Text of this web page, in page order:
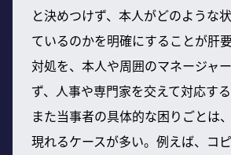
と決めつけず、本人がどのような
ているのかを明確にすることが肝
対処を、本人や周囲のマネージャ
ず、人事や専門家を交えて対応する
また当事者の具体的な困りごとは
現れるケースが多い。例えば、コ